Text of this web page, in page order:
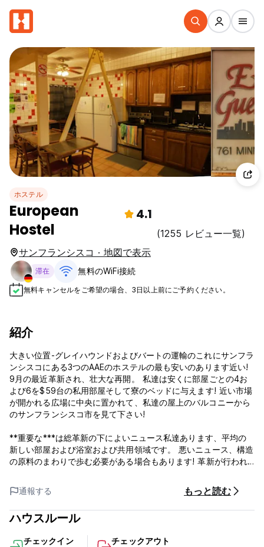
ホステル
European
Hostel
4.1
(1255 レビュー一覧)
サンフランシスコ · 地図で表示
滞在 無料のWiFi接続
無料キャンセルをご希望の場合、3日以上前にご予約ください。
紹介
大きい位置-グレイハウンドおよびバートの運輸のこれにサンフラ
ンシスコにある3つのAAEのホステルの最も安いのあります近い!
9月の最近革新され、壮大な再開。 私達は安くに部屋ごとの4お
よび6を$59台の私用部屋そして寮のベッドに与えます! 近い市場
が開かれる広場に中央に置かれて、私達の屋上のバルコニーから
のサンフランシスコ市を見て下さい!
**重要な***は総革新の下によいニュース私達あります、平均の
新しい部屋および浴室および共用領域です。 悪いニュース、構造
の原料のまわりで歩む必要がある場合もあります! 革新が行われ
います! $59の$19のベッドそしてpvt部屋
AAE S.F. European Hostelは市場地域およびB.A.R.T. (地下鉄)の
グレイハウンド (SOMA)の中央交通機関の南、およびAmtrackの
通報する もっと読む
ハウスルール
チェックイン
チェックアウト